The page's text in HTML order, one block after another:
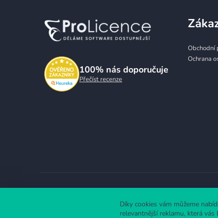
Díky cookies vám můžeme
relevantnější reklamu, která
100% nás doporučuje
Přečíst recenze
Obchodní
Ochrana